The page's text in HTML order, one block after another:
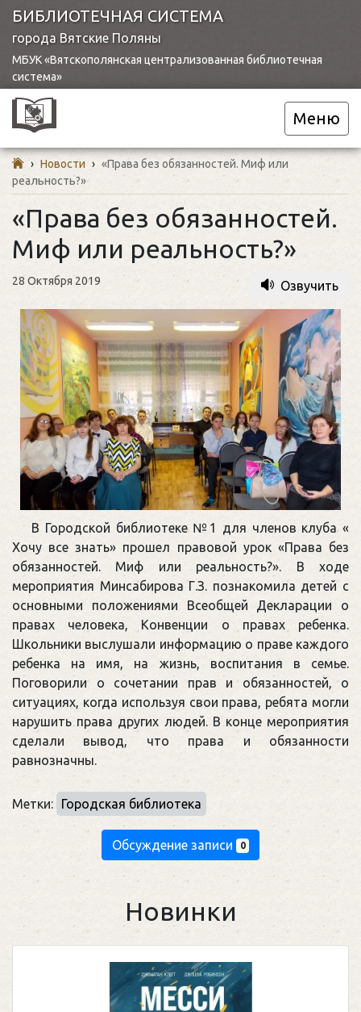
БИБЛИОТЕЧНАЯ СИСТЕМА
города Вятские Поляны
МБУК «Вятскополянская централизованная библиотечная
система»
Меню
› Новости › «Права без обязанностей. Миф или
реальность?»
«Права без обязанностей.
Миф или реальность?»
28 Октября 2019 Озвучить
В Городской библиотеке №1 для членов клуба «
Хочу все знать» прошел правовой урок «Права без
обязанностей. Миф или реальность?». В ходе
мероприятия Минсабирова Г.З. познакомила детей с
основными положениями Всеобщей Декларации о
правах человека, Конвенции о правах ребенка.
Школьники выслушали информацию о праве каждого
ребенка на имя, на жизнь, воспитания в семье.
Поговорили о сочетании прав и обязанностей, о
ситуациях, когда используя свои права, ребята могли
нарушить права других людей. В конце мероприятия
сделали вывод, что права и обязанности
равнозначны.
Метки: Городская библиотека
Обсуждение записи 0
Новинки